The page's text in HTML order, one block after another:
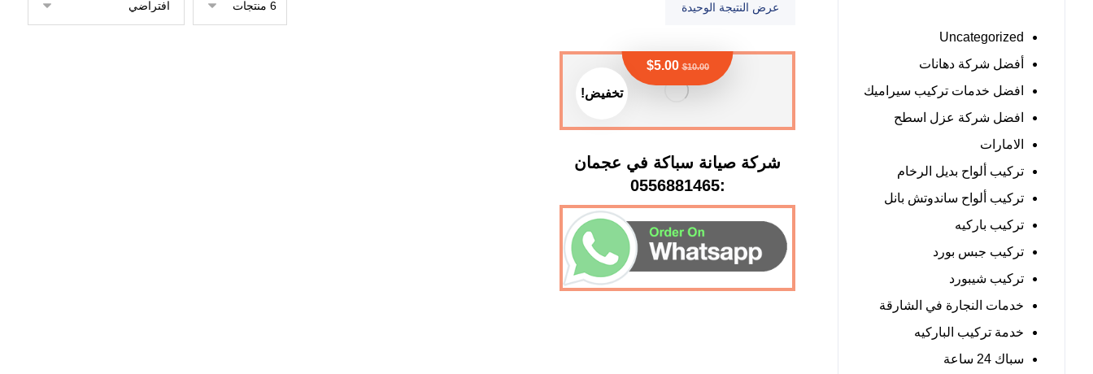
عرض النتيجة الوحيدة
تخفيض!
شركة صيانة سباكة في عجمان
:0556881465
$10.00
$5.00
Uncategorized
أفضل شركة دهانات
افضل خدمات تركيب سيراميك
افضل شركة عزل اسطح
الامارات
تركيب ألواح بديل الرخام
تركيب ألواح ساندوتش بانل
تركيب باركيه
تركيب جبس بورد
تركيب شيبورد
خدمات النجارة في الشارقة
خدمة تركيب الباركيه
سباك 24 ساعة